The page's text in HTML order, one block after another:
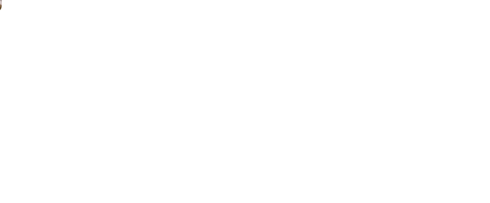
Keuangan (BPK) RI Perwakilan Propinsi Aceh. WTP